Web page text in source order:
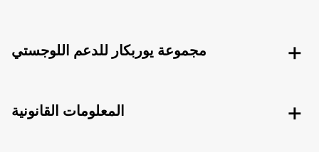
مجموعة يوربكار للدعم اللوجستي
المعلومات القانونية